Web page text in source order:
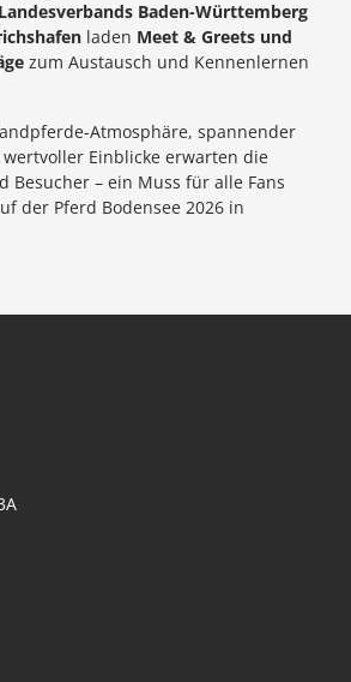
Landesverbands Baden-Württemberg
laden Meet & Greets und
zum Austausch und Kennenlernen
Atmosphäre, spannender
Einblicke erwarten die
Besucher – ein Muss für alle Fans
der Pferd Bodensee 2026 in